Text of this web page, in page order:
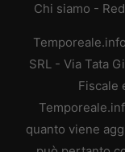
Chi siamo -
SRL - Via Tata
Fiscale
quanto viene